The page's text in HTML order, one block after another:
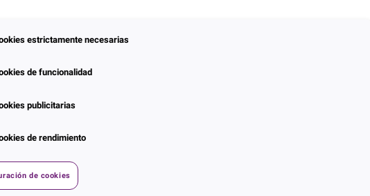
de propietarios es un reto creciente para los
compromiso con la innovación y la transparencia
acuerdo de colaboración con el
como Socio Colaborador
estrictamente necesarias
de funcionalidad
publicitarias
de rendimiento
de cookies